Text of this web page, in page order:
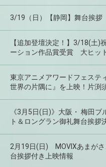
3/19（日）【静岡】舞台挨拶
【追加登壇決定！】3/18(土)
ーション作品賞受賞 大ヒッ
東京アニメアワードフェステ
世界の片隅に』を上映！片渕
《3月5日(日)》大阪・ 梅田
ト＆ロングラン御礼舞台挨拶
2月19日(日) MOVIXあまが
台挨拶付き上映情報